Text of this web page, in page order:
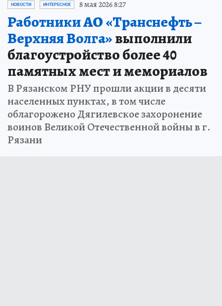
НОВОСТИ ИНТЕРЕСНОЕ 8 мая 2026 8:27
Работники АО «Транснефть –
Верхняя Волга»выполнили
благоустройство более 40
памятных мест и мемориалов
В Рязанском РНУ прошли акции в десяти
населенных пунктах, в том числе
облагорожено Дягилевское захоронение
воинов Великой Отечественной войны в г.
Рязани